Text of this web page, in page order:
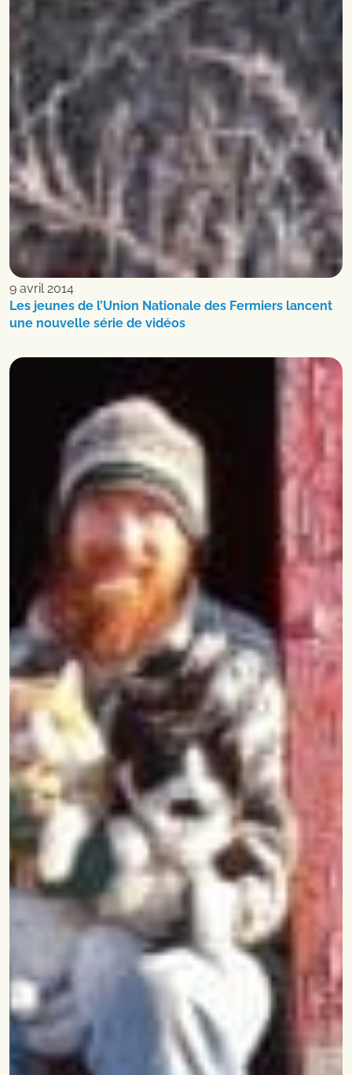
9 avril 2014
Les jeunes de l’Union Nationale des Fermiers lancent
une nouvelle série de vidéos